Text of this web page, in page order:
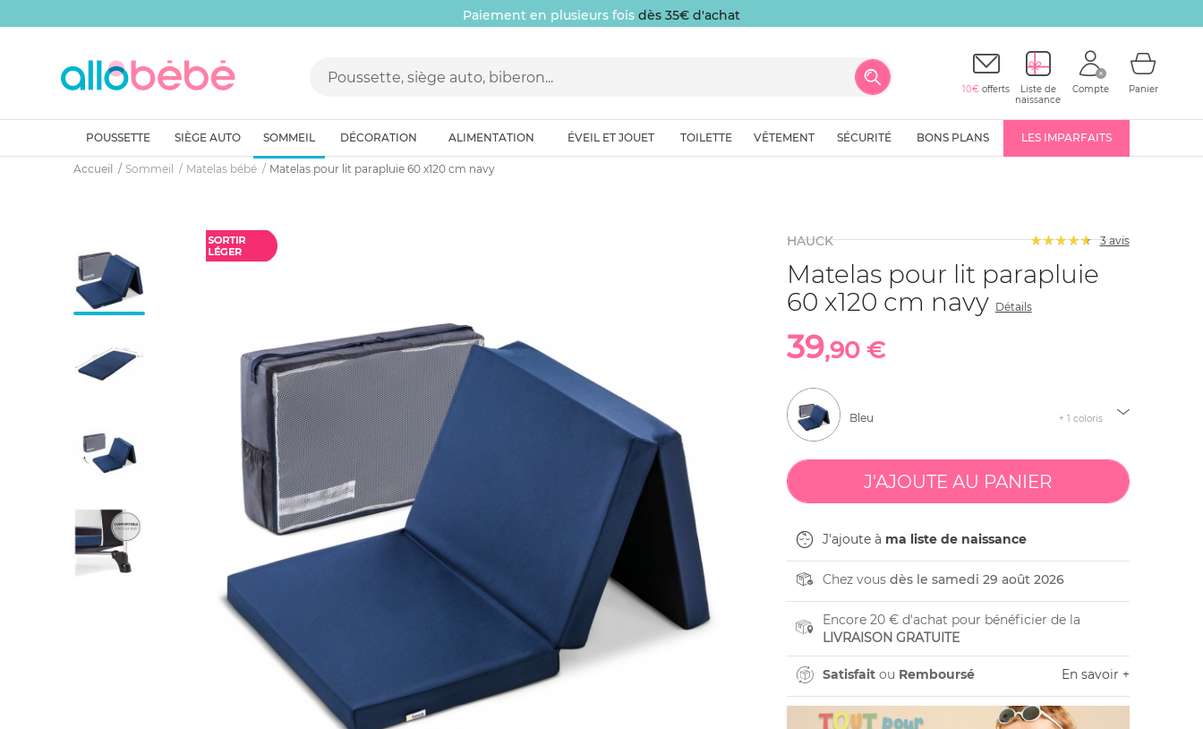
Paiement en plusieurs fois dès 35€ d'achat
10€ offerts
Liste de
naissance
Compte Panier
POUSSETTE SIÈGE AUTO SOMMEIL DÉCORATION ALIMENTATION ÉVEIL ET JOUET TOILETTE VÊTEMENT SÉCURITÉ BONS PLANS LES IMPARFAITS
Accueil Sommeil Matelas bébé Matelas pour lit parapluie 60 x120 cm navy
HAUCK 3avis
Matelas pour lit parapluie
60 x120 cm navy Détails
39,90 €
Bleu + 1 coloris
J'ajoute à ma liste de naissance
Chez vous dès le samedi 29 août 2026
Encore 20 € d'achat pour bénéficier de la
LIVRAISON GRATUITE
Satisfaitou Remboursé En savoir +